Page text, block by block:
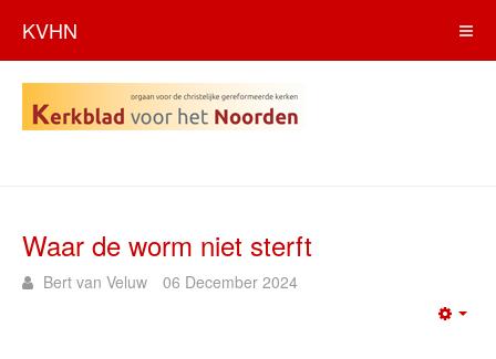
KVHN
Waar de worm niet sterft
Bert van Veluw 06 December 2024